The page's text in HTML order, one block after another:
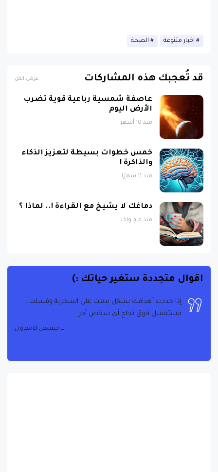
اخبار متنوعة الصحة
قد تُعجبك هذه المشاركات عرض الكل
عاصفة شمسية رباعية قوية تضرب
الأرض اليوم
منذ 10 أشهر
خمس خطوات بسيطة لتعزيز الذكاء
والذاكرة !
منذ 11 شهرًا
دماغك لا يشيخ مع القراءة !.. لماذا ؟
منذ عام واحد
اقوال متجددة ستغير حياتك :)
إذا نظرت إلى ما لديك في الحياة ، فستجد دائمًا المزيد. إذا
نظرت إلى ما ليس لديك في الحياة ، فلن يكون لديك ما